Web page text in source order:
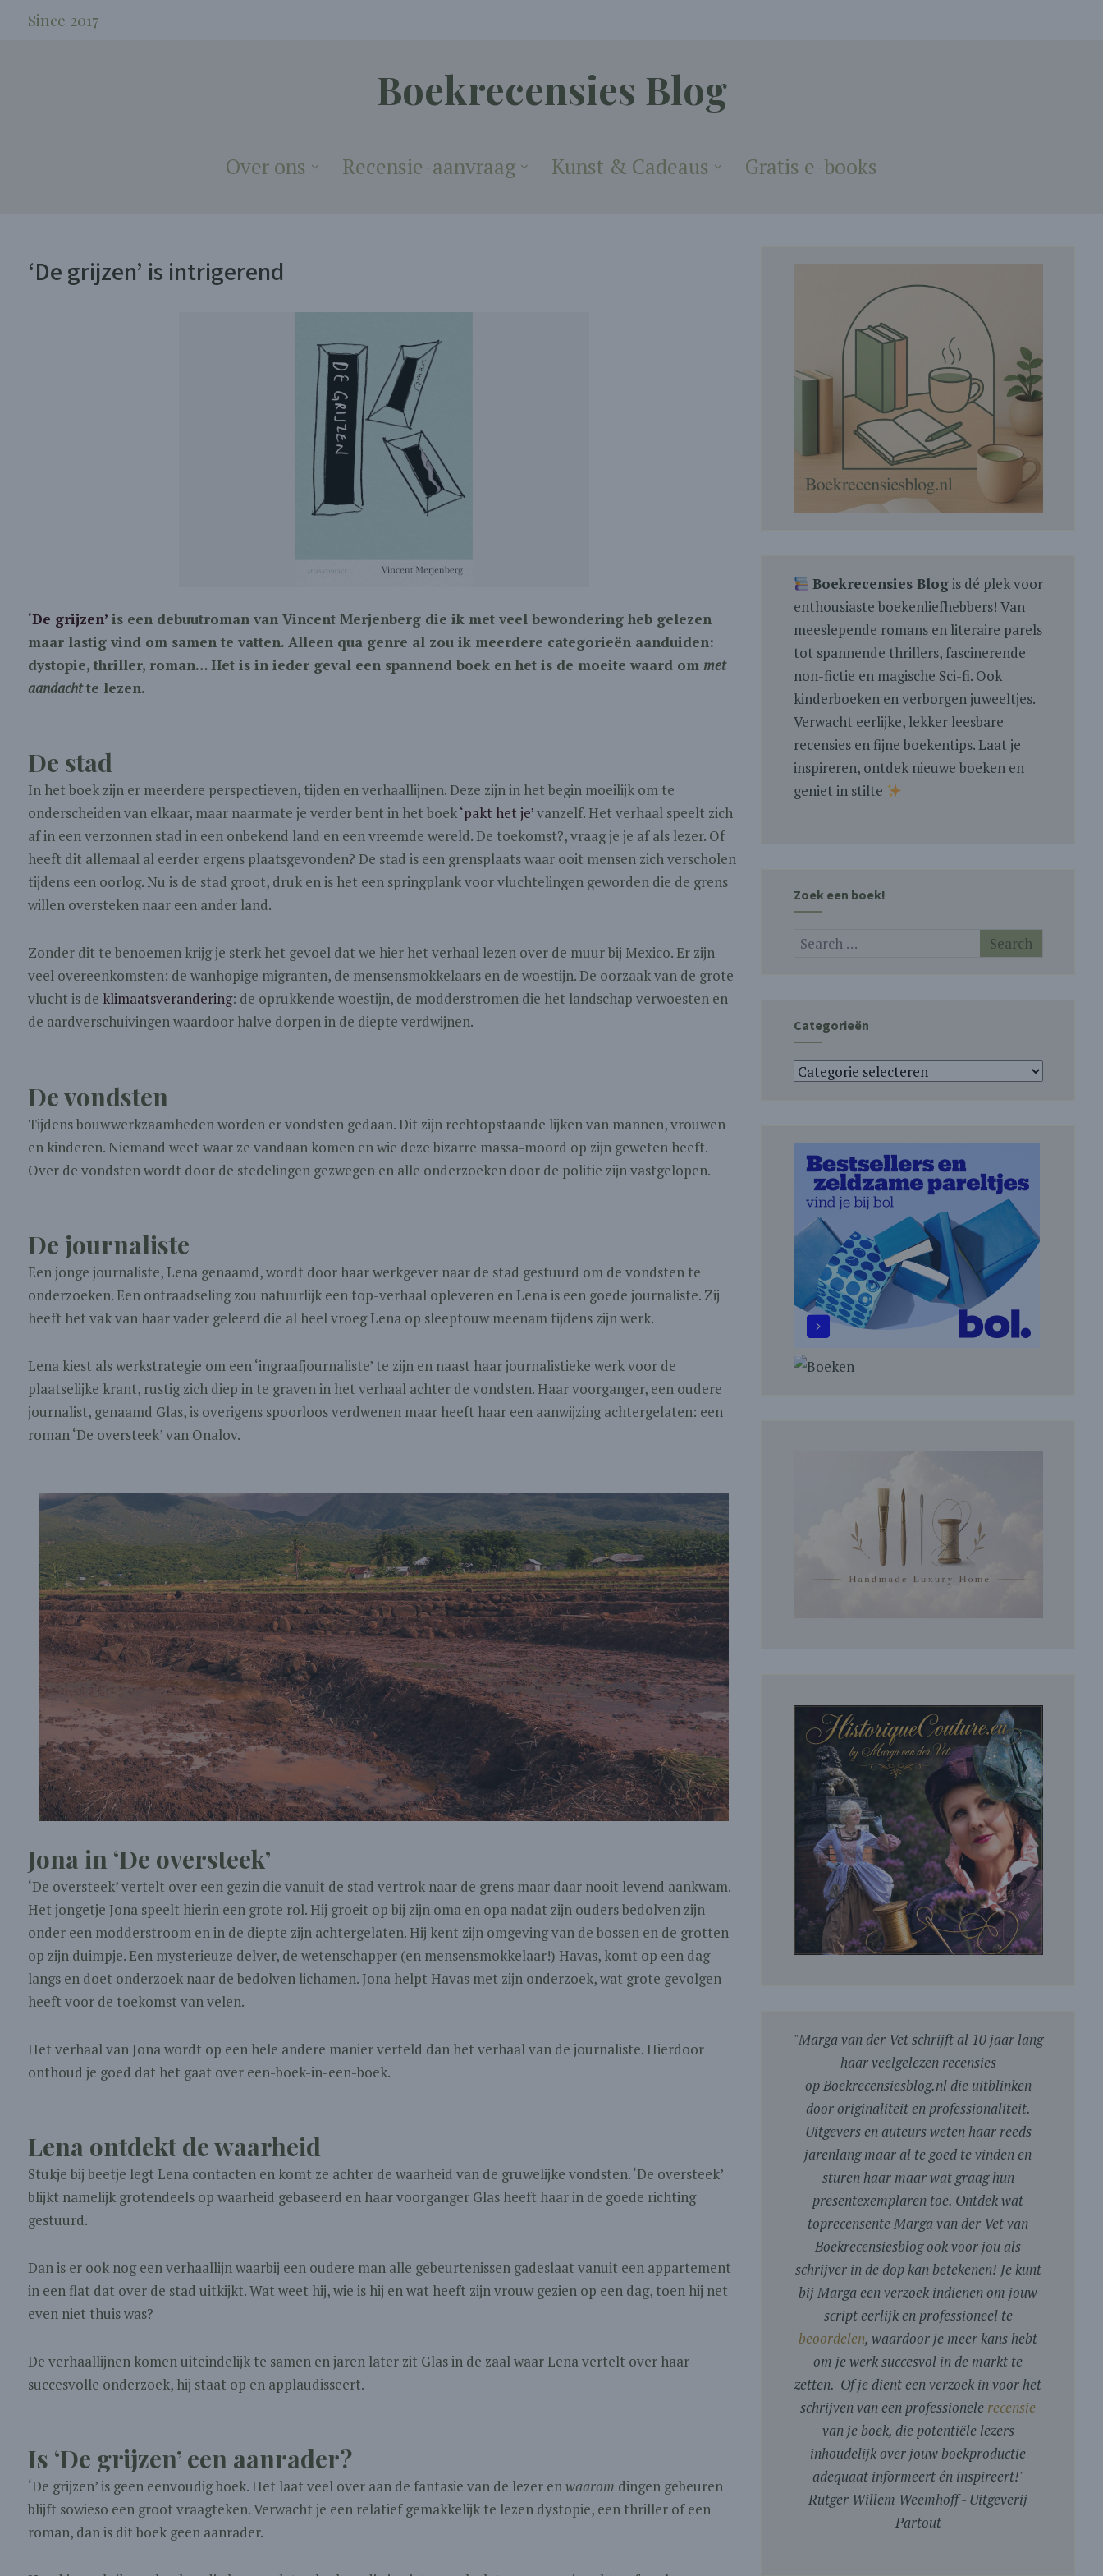
Since 2017
Boekrecensies Blog
Over ons Recensie-aanvraag Kunst & Cadeaus Gratis e-books
‘De grijzen’ is intrigerend
‘De grijzen’ is een debuutroman van Vincent Merjenberg die ik met veel bewondering heb gelezen
maar lastig vind om samen te vatten. Alleen qua genre al zou ik meerdere categorieën aanduiden:
dystopie, thriller, roman… Het is in ieder geval een spannend boek en het is de moeite waard om met
aandachtte lezen.
De stad
In het boek zijn er meerdere perspectieven, tijden en verhaallijnen. Deze zijn in het begin moeilijk om te
onderscheiden van elkaar, maar naarmate je verder bent in het boek‘pakt het je’vanzelf. Het verhaal speelt zich
af in een verzonnen stad in een onbekend land en een vreemde wereld. De toekomst?, vraag je je af als lezer. Of
heeft dit allemaal al eerder ergens plaatsgevonden? De stad is een grensplaats waar ooit mensen zich verscholen
tijdens een oorlog. Nu is de stad groot, druk en is het een springplank voor vluchtelingen geworden die de grens
willen oversteken naar een ander land.
Zonder dit te benoemen krijg je sterk het gevoel dat we hier het verhaal lezen over de muur bij Mexico. Er zijn
veel overeenkomsten: de wanhopige migranten, de mensensmokkelaars en de woestijn. De oorzaak van de grote
vlucht is de klimaatsverandering: de oprukkende woestijn, de modderstromen die het landschap verwoesten en
de aardverschuivingen waardoor halve dorpen in de diepte verdwijnen.
De vondsten
Tijdens bouwwerkzaamheden worden er vondsten gedaan. Dit zijn rechtopstaande lijken van mannen, vrouwen
en kinderen. Niemand weet waar ze vandaan komen en wie deze bizarre massa-moord op zijn geweten heeft.
Over de vondsten wordt door de stedelingen gezwegen en alle onderzoeken door de politie zijn vastgelopen.
De journaliste
Een jonge journaliste, Lena genaamd, wordt door haar werkgever naar de stad gestuurd om de vondsten te
onderzoeken. Een ontraadseling zou natuurlijk een top-verhaal opleveren en Lena is een goede journaliste. Zij
heeft het vak van haar vader geleerd die al heel vroeg Lena op sleeptouw meenam tijdens zijn werk.
Lena kiest als werkstrategie om een ‘ingraafjournaliste’ te zijn en naast haar journalistieke werk voor de
plaatselijke krant, rustig zich diep in te graven in het verhaal achter de vondsten. Haar voorganger, een oudere
journalist, genaamd Glas, is overigens spoorloos verdwenen maar heeft haar een aanwijzing achtergelaten: een
roman ‘De oversteek’ van Onalov.
Jona in ‘De oversteek’
‘De oversteek’ vertelt over een gezin die vanuit de stad vertrok naar de grens maar daar nooit levend aankwam.
Het jongetje Jona speelt hierin een grote rol. Hij groeit op bij zijn oma en opa nadat zijn ouders bedolven zijn
onder een modderstroom en in de diepte zijn achtergelaten. Hij kent zijn omgeving van de bossen en de grotten
op zijn duimpje. Een mysterieuze delver, de wetenschapper (en mensensmokkelaar!) Havas, komt op een dag
langs en doet onderzoek naar de bedolven lichamen. Jona helpt Havas met zijn onderzoek, wat grote gevolgen
heeft voor de toekomst van velen.
Het verhaal van Jona wordt op een hele andere manier verteld dan het verhaal van de journaliste. Hierdoor
onthoud je goed dat het gaat over een-boek-in-een-boek.
Lena ontdekt de waarheid
Stukje bij beetje legt Lena contacten en komt ze achter de waarheid van de gruwelijke vondsten. ‘De oversteek’
blijkt namelijk grotendeels op waarheid gebaseerd en haar voorganger Glas heeft haar in de goede richting
gestuurd.
Dan is er ook nog een verhaallijn waarbij een oudere man alle gebeurtenissen gadeslaat vanuit een appartement
in een flat dat over de stad uitkijkt. Wat weet hij, wie is hij en wat heeft zijn vrouw gezien op een dag, toen hij net
even niet thuis was?
De verhaallijnen komen uiteindelijk te samen en jaren later zit Glas in de zaal waar Lena vertelt over haar
succesvolle onderzoek, hij staat op en applaudisseert.
Is ‘De grijzen’ een aanrader?
‘De grijzen’ is geen eenvoudig boek. Het laat veel over aan de fantasie van de lezer enwaarom dingen gebeuren
blijft sowieso een groot vraagteken. Verwacht je een relatief gemakkelijk te lezen dystopie, een thriller of een
roman, dan is dit boek geen aanrader.
Boekrecensies Blogis dé plek voor
enthousiaste boekenliefhebbers! Van
meeslepende romans en literaire parels
tot spannende thrillers, fascinerende
non-fictie en magische Sci-fi. Ook
kinderboeken en verborgen juweeltjes.
Verwacht eerlijke, lekker leesbare
recensies en fijne boekentips. Laat je
inspireren, ontdek nieuwe boeken en
geniet in stilte
Zoek een boek!
Categorieën
Categorieën
"Marga van der Vet schrijft al 10 jaar lang
haar veelgelezen recensies
op Boekrecensiesblog.nl die uitblinken
door originaliteit en professionaliteit.
Uitgevers en auteurs weten haar reeds
jarenlang maar al te goed te vinden en
sturen haar maar wat graag hun
presentexemplaren toe. Ontdek wat
toprecensente Marga van der Vet van
Boekrecensiesblog ook voor jou als
schrijver in de dop kan betekenen! Je kunt
bij Marga een verzoek indienen om jouw
script eerlijk en professioneel te
beoordelen, waardoor je meer kans hebt
om je werk succesvol in de markt te
zetten. Of je dient een verzoek in voor het
schrijven van een professionele recensie
van je boek, die potentiële lezers
inhoudelijk over jouw boekproductie
adequaat informeert én inspireert!"
Rutger Willem Weemhoff - Uitgeverij
Partout